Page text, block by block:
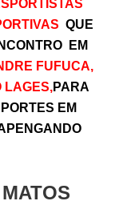
QUE
EM
FUFUCA,
LAGES,PARA
EM